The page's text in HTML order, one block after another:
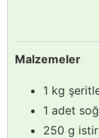
Malzemeler
1 kg
1 adet
250 g